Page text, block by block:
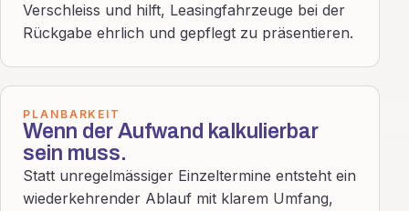
Verschleiss und hilft, Leasingfahrzeuge bei der
Rückgabe ehrlich und gepflegt zu präsentieren.
PLANBARKEIT
Wenn der Aufwand kalkulierbar
sein muss.
Statt unregelmässiger Einzeltermine entsteht ein
wiederkehrender Ablauf mit klarem Umfang,